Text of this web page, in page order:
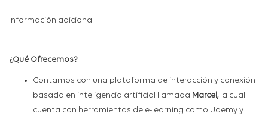
Información adicional
¿Qué Ofrecemos?
Contamos con una plataforma de interacción y conexión
basada en inteligencia artificial llamada Marcel, la cual
cuenta con herramientas de e-learning como Udemy y